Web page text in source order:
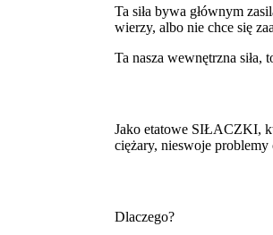
Ta siła bywa głównym
wierzy, albo nie chce się
Ta nasza wewnętrzna
Jako etatowe SIŁACZKI,
ciężary, nieswoje
Dlaczego?